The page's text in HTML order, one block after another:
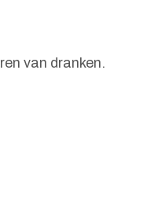
van dranken.